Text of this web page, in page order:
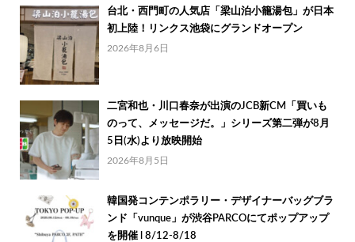
台北・西門町の人気店「梁山泊小籠湯包」が日本
初上陸！リンクス池袋にグランドオープン
2026年8月6日
二宮和也・川口春奈が出演のJCB新CM「買いも
のって、メッセージだ。」シリーズ第二弾が8月
5日(水)より放映開始
2026年8月5日
韓国発コンテンポラリー・デザイナーバッグブラ
ンド「vunque」が渋谷PARCOにてポップアップ
を開催 l 8/12-8/18